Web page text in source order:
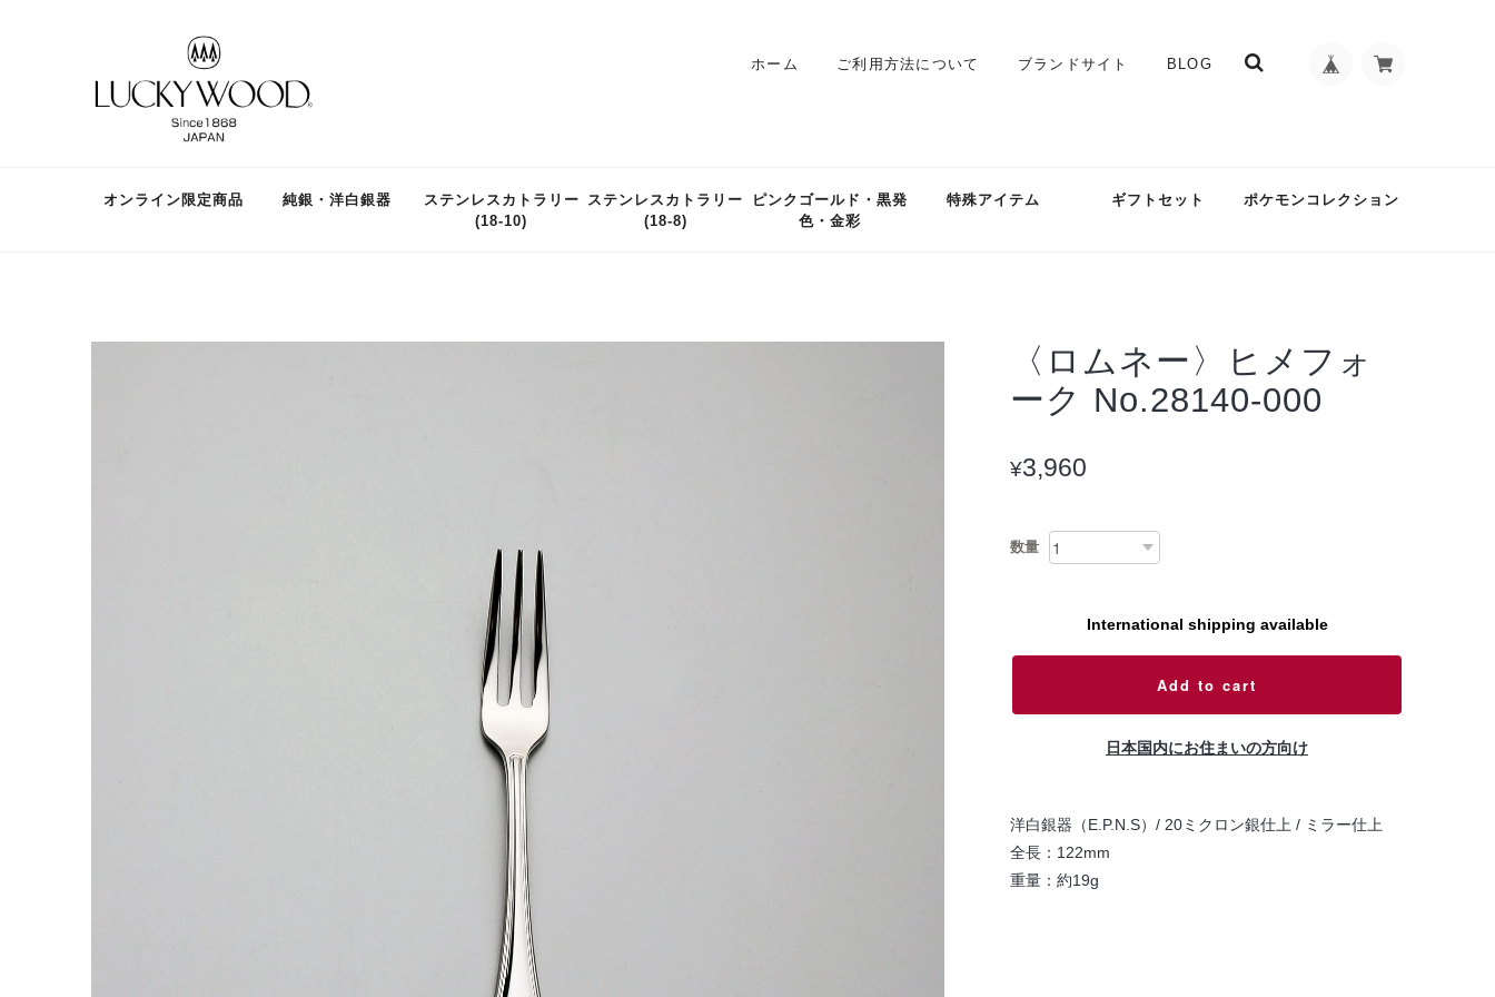
ホーム ご利用方法について ブランドサイト BLOG
オンライン限定商品 純銀・洋白銀器
ステンレスカトラリー
(18-10)
ステンレスカトラリー
(18-8)
ピンクゴールド・黒発
色・金彩
特殊アイテム ギフトセット ポケモンコレクション
〈ロムネー〉ヒメフォ
ーク No.28140-000
¥3,960
数量
International shipping available
Add to cart
日本国内にお住まいの方向け
洋白銀器（E.P.N.S）/ 20ミクロン銀仕上 / ミラー仕上
全長：122mm
重量：約19g